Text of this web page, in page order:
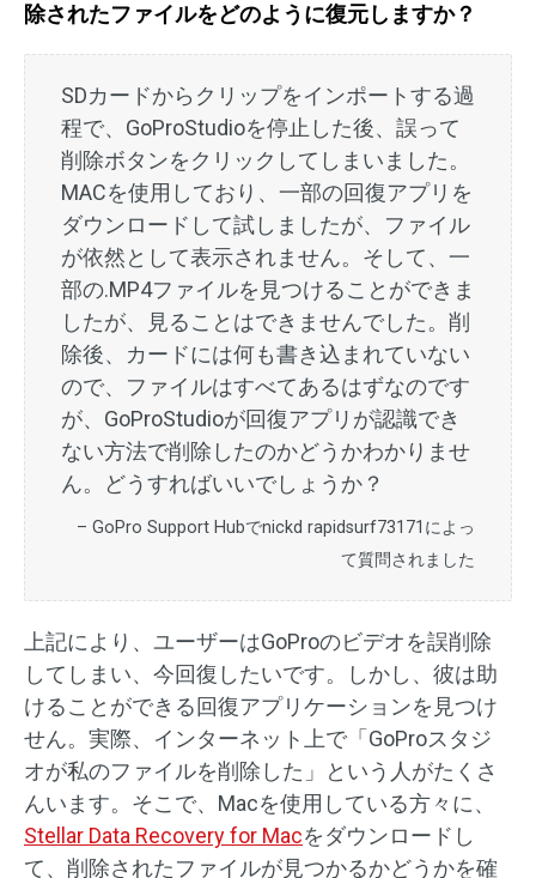
除されたファイルをどのように復元しますか？
SDカードからクリップをインポートする過
程で、GoProStudioを停止した後、誤って
削除ボタンをクリックしてしまいました。
MACを使用しており、一部の回復アプリを
ダウンロードして試しましたが、ファイル
が依然として表示されません。そして、一
部の.MP4ファイルを見つけることができま
したが、見ることはできませんでした。削
除後、カードには何も書き込まれていない
ので、ファイルはすべてあるはずなのです
が、GoProStudioが回復アプリが認識でき
ない方法で削除したのかどうかわかりませ
ん。どうすればいいでしょうか？
– GoPro Support Hubでnickd rapidsurf73171によっ
て質問されました
上記により、ユーザーはGoProのビデオを誤削除
してしまい、今回復したいです。しかし、彼は助
けることができる回復アプリケーションを見つけ
せん。実際、インターネット上で「GoProスタジ
オが私のファイルを削除した」という人がたくさ
んいます。そこで、Macを使用している方々に、
Stellar Data Recovery for Macをダウンロードし
て、削除されたファイルが見つかるかどうかを確